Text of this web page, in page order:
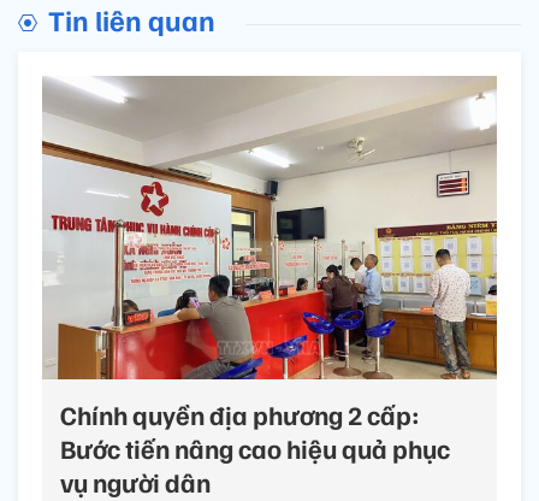
Tin liên quan
Chính quyền địa phương 2 cấp:
Bước tiến nâng cao hiệu quả phục
vụ người dân